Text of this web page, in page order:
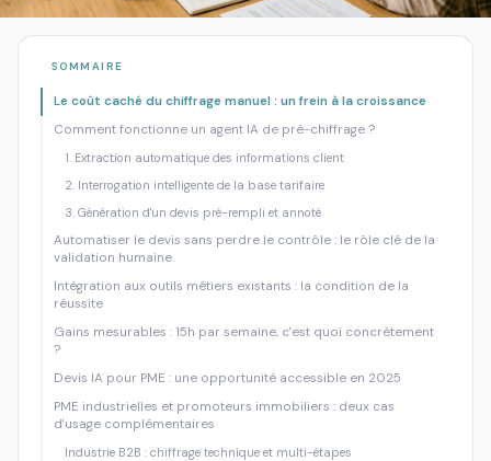
Accueil/ Blog/Chiffrage & devis automatisés : comment libérer 15...
AGENT IA CHIFFRAGE AUTOMATISÉ
Chiffrage & devis automatisés :
comment libérer 15h/semaine sans
perdre en précision
Mankova Consulting·30 mai 202610 min de lecture
SOMMAIRE
Le coût caché du chiffrage manuel : un frein à la croissance
Comment fonctionne un agent IA de pré-chiffrage ?
1. Extraction automatique des informations client
2. Interrogation intelligente de la base tarifaire
3. Génération d'un devis pré-rempli et annoté
Automatiser le devis sans perdre le contrôle : le rôle clé de la
validation humaine
Intégration aux outils métiers existants : la condition de la
réussite
Gains mesurables : 15h par semaine, c'est quoi concrètement
?
Devis IA pour PME : une opportunité accessible en 2025
PME industrielles et promoteurs immobiliers : deux cas
d'usage complémentaires
Industrie B2B : chiffrage technique et multi-étapes